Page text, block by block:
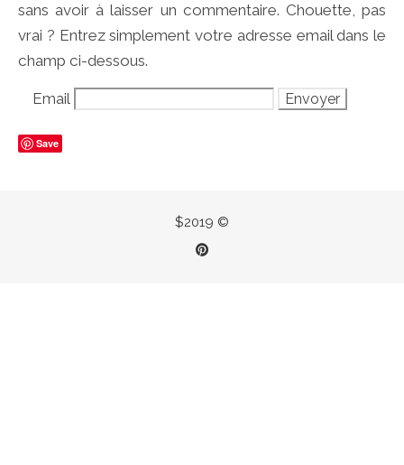
sans avoir à laisser un commentaire. Chouette, pas
vrai ? Entrez simplement votre adresse email dans le
champ ci-dessous.
Email
Save
$2019 ©